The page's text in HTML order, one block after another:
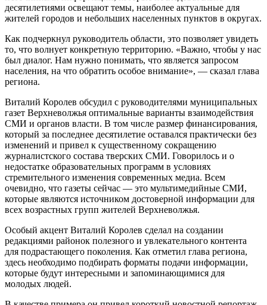
десятилетиями освещают темы, наиболее актуальные для
жителей городов и небольших населенных пунктов в округах.
Как подчеркнул руководитель области, это позволяет увидеть
то, что волнует конкретную территорию. «Важно, чтобы у нас
был диалог. Нам нужно понимать, что является запросом
населения, на что обратить особое внимание», — сказал глава
региона.
Виталий Королев обсудил с руководителями муниципальных
газет Верхневолжья оптимальные варианты взаимодействия
СМИ и органов власти. В том числе размер финансирования,
который за последнее десятилетие оставался практически без
изменений и привел к существенному сокращению
журналистского состава тверских СМИ. Говорилось и о
недостатке образовательных программ в условиях
стремительного изменения современных медиа. Всем
очевидно, что газеты сейчас — это мультимедийные СМИ,
которые являются источником достоверной информации для
всех возрастных групп жителей Верхневолжья.
Особый акцент Виталий Королев сделал на создании
редакциями районок полезного и увлекательного контента
для подрастающего поколения. Как отметил глава региона,
здесь необходимо подбирать форматы подачи информации,
которые будут интересными и запоминающимися для
молодых людей.